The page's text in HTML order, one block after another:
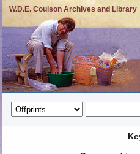
W.D.E. Coulson Archives and Library